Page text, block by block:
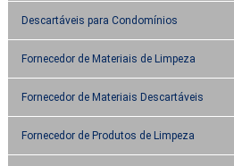
Descartáveis para Condomínios
Fornecedor de Materiais de Limpeza
Fornecedor de Materiais Descartáveis
Fornecedor de Produtos de Limpeza